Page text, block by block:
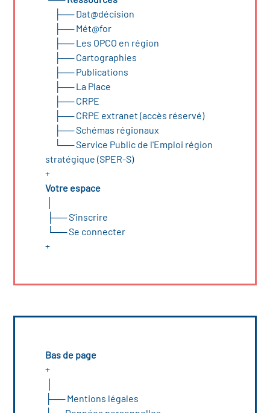
├──Dat@décision
├──Mét@for
├──Les OPCO en région
├──Cartographies
├──Publications
├──La Place
├──CRPE
├──CRPE extranet (accès réservé)
├──Schémas régionaux
└──Service Public de l'Emploi région
stratégique (SPER-S)
+
Votre espace
├──S’inscrire
└──Se connecter
+
Bas de page
+
├──Mentions légales